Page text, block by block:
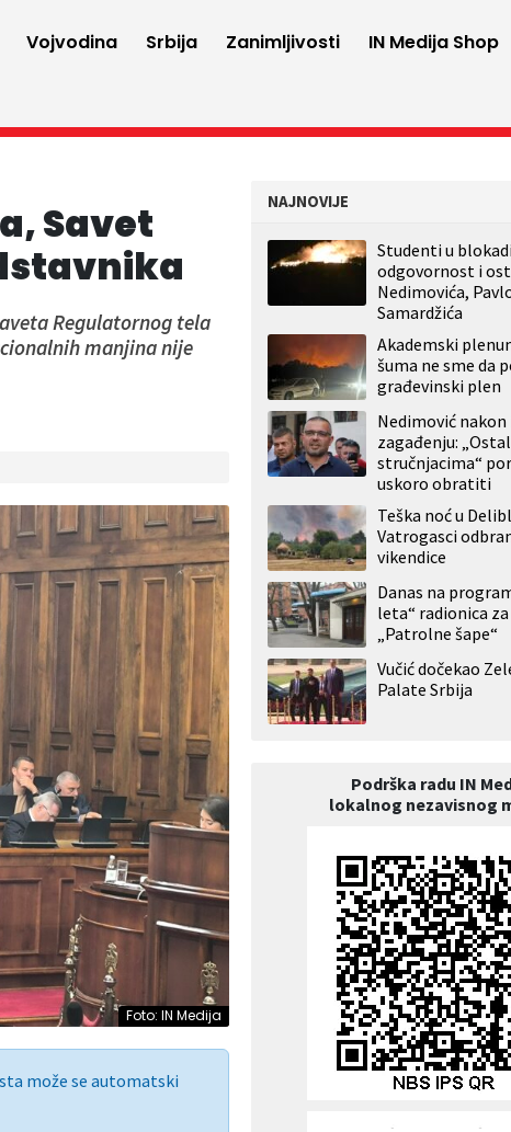
Vojvodina Srbija Zanimljivosti
IN Medija Shop
Savet
Regulatornog tela
manjina nije
Foto: IN Medija
može se automatski
NAJNOVIJE
Studenti u
odgovornost i
Nedimovića,
Samardžića
Akademski
šuma ne sme da
građevinski plen
Nedimović
zagađenju:
stručnjacima“
uskoro obratiti
Teška noć u
Vatrogasci
vikendice
Danas na
leta“ radionica za
„Patrolne šape“
Vučić dočekao
Palate Srbija
Podrška radu IN
lokalnog nezavisnog